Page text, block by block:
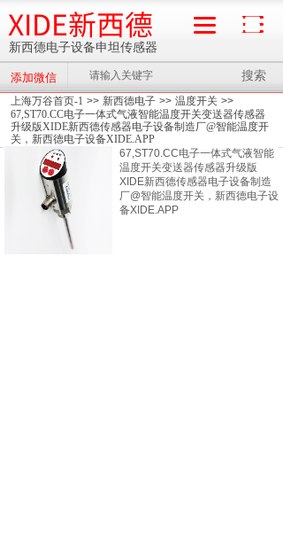
上海万谷首页-1 >> 新西德电子 >> 温度开关 >>
67,ST70.CC电子一体式气液智能温度开关变送器传感器
升级版XIDE新西德传感器电子设备制造厂@智能温度开
关，新西德电子设备XIDE.APP
67,ST70.CC电子一体式气液智能
温度开关变送器传感器升级版
XIDE新西德传感器电子设备制造
厂@智能温度开关，新西德电子设
备XIDE.APP
搜索
添加微信
新西德电子设备申坦传感器
XIDE新西德